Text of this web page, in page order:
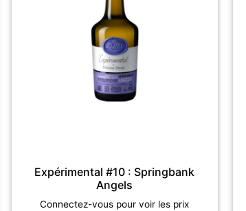
Expérimental #10 : Springbank
Angels
Connectez-vous pour voir les prix